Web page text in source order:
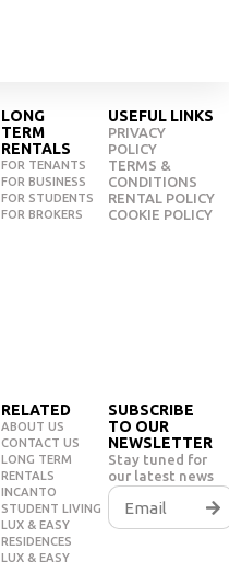
LONG
TERM
RENTALS
FOR TENANTS
FOR BUSINESS
FOR STUDENTS
FOR BROKERS
RELATED
ABOUT US
CONTACT US
LONG TERM
RENTALS
INCANTO
STUDENT LIVING
LUX & EASY
RESIDENCES
LUX & EASY
USEFUL LINKS
PRIVACY
POLICY
TERMS &
CONDITIONS
RENTAL POLICY
COOKIE POLICY
SUBSCRIBE
TO OUR
NEWSLETTER
Stay tuned for
our latest news